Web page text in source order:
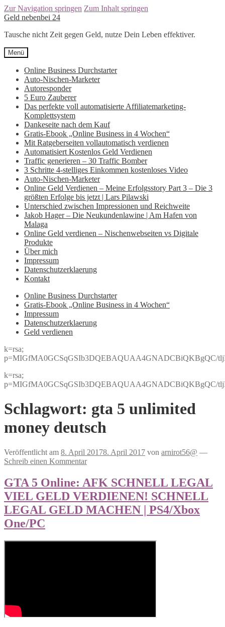
Zur Navigation springen Zum Inhalt springen
Geld nebenbei 24
Tausche nicht Zeit gegen Geld, nutze Dein Leben effektiver.
Menü
Online Business Durchstarter
Auto-Nischen-Marketer
Autoresponder
5 Euro Zauberer
Das perfekte voll automatisierte Affiliatemarketing-
Komplettsystem
Dankeseite nach dem Kauf
Gratis-Ebook „Online Business in 4 Wochen“
Mit Ratgeberseiten vollautomatisch verdienen
Automatisiert Kostenlos Geld Verdienen
Traffic generieren – 30 Traffic Bomber
3 Schritte 4-stelliges Einkommen kostenloses Video
Auto-Nischen-Marketer
Online Geld Verdienen – Meine Erfolgsstory Part 3 – Die 3
größten Erfolge bis jetzt | Lars Pilawski
Unterschied zwischen Impressionen und Reichweite
Jakob Hager – Die Neukundenlawine | Am Hafen von
Malaga
Online Geld verdienen – Nischenwebseiten vs Digitale
Produkte
Über mich
Impressum
Datenschutzerklaerung
Kontakt
Online Business Durchstarter
Gratis-Ebook „Online Business in 4 Wochen“
Impressum
Datenschutzerklaerung
Geld verdienen
k=rsa;
p=MIGfMA0GCSqGSIb3DQEBAQUAA4GNADCBiQKBgQC/
k=rsa;
p=MIGfMA0GCSqGSIb3DQEBAQUAA4GNADCBiQKBgQC/
Schlagwort: gta 5 unlimited
money deutsch
Veröffentlicht am 8. April 20178. April 2017 von arnirot56@ —
Schreib einen Kommentar
GTA 5 Online: AFK SCHNELL LEGAL
VIEL GELD VERDIENEN! SCHNELL
LEGAL GELD MACHEN | PS4/Xbox
One/PC